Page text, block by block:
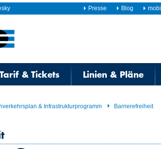
Presse Blog mobil
Tarif & Tickets Linien & Pläne
& Infrastrukturprogramm Barrierefreiheit